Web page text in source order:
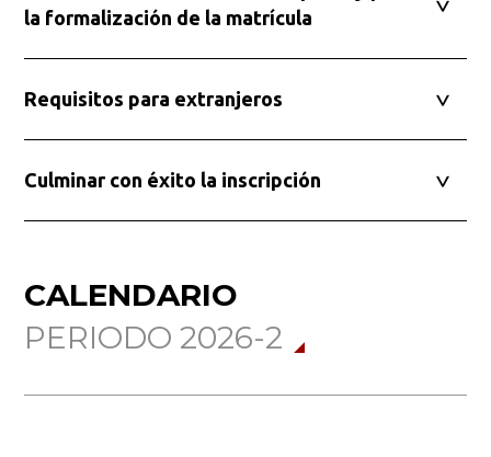
la formalización de la matrícula
Requisitos para extranjeros
Culminar con éxito la inscripción
CALENDARIO
PERIODO 2026-2